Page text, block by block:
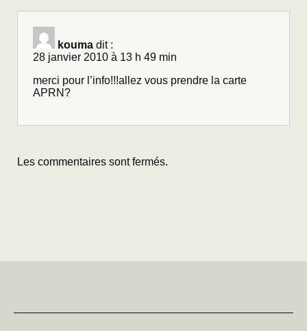
kouma dit :
28 janvier 2010 à 13 h 49 min
merci pour l’info!!!allez vous prendre la carte
APRN?
Les commentaires sont fermés.